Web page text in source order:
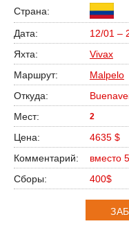
12/01 –
Vivax
Malpelo
2
4635 $
вместо
400$